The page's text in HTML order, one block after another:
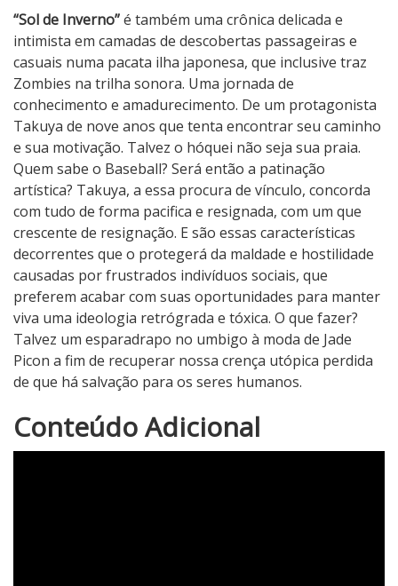
“Sol de Inverno”é também uma crônica delicada e
intimista em camadas de descobertas passageiras e
casuais numa pacata ilha japonesa, que inclusive traz
Zombies na trilha sonora. Uma jornada de
conhecimento e amadurecimento. De um protagonista
Takuya de nove anos que tenta encontrar seu caminho
e sua motivação. Talvez o hóquei não seja sua praia.
Quem sabe o Baseball? Será então a patinação
artística? Takuya, a essa procura de vínculo, concorda
com tudo de forma pacifica e resignada, com um que
crescente de resignação. E são essas características
decorrentes que o protegerá da maldade e hostilidade
causadas por frustrados indivíduos sociais, que
preferem acabar com suas oportunidades para manter
viva uma ideologia retrógrada e tóxica. O que fazer?
Talvez um esparadrapo no umbigo à moda de Jade
Picon a fim de recuperar nossa crença utópica perdida
de que há salvação para os seres humanos.
N
o
Conteúdo Adicional